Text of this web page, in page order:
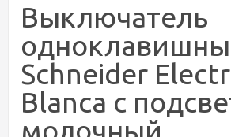
Выключатель
Schneider
Blanca с
молочный